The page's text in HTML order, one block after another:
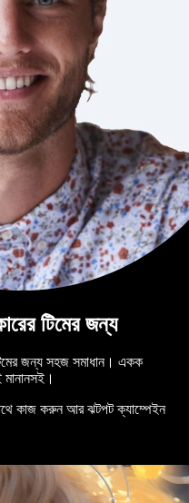
টিমের জন্য
জন্য সহজ সমাধান। একক
মানানসই।
কাজ করুন আর ঝটপট ক্যাম্পেইন